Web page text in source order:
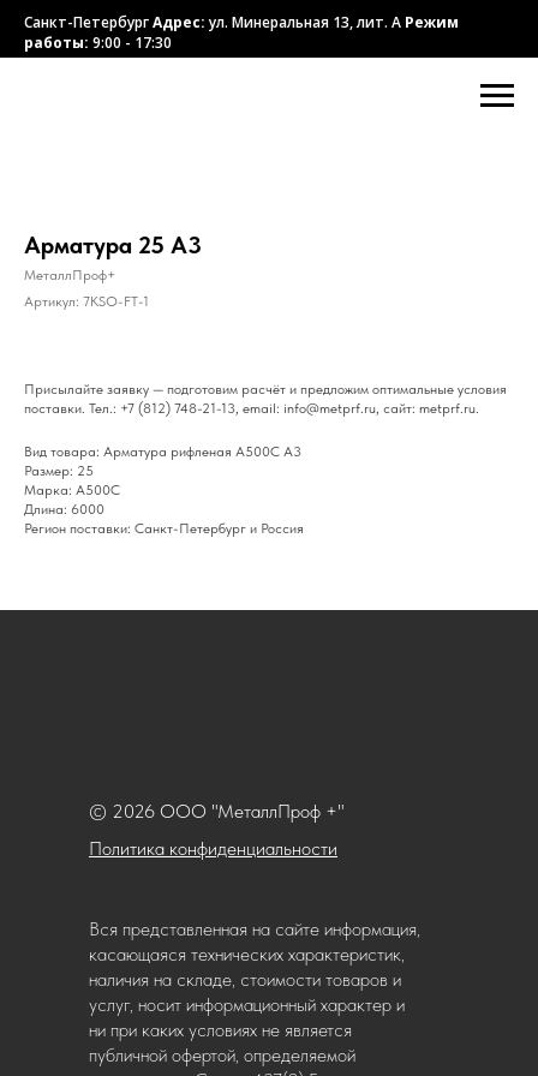
Санкт-ПетербургАдрес:ул. Минеральная 13, лит. А Режим
работы: 9:00 - 17:30
Арматура 25 А3
МеталлПроф+
Артикул: 7KSO-FT-1
Присылайте заявку — подготовим расчёт и предложим оптимальные условия
поставки. Тел.: +7 (812) 748-21-13, email: info@metprf.ru, сайт: metprf.ru.
Вид товара: Арматура рифленая А500С А3
Размер: 25
Марка: А500С
Длина: 6000
Регион поставки: Санкт-Петербург и Россия
Политика конфиденциальности
© 2026 ООО "МеталлПроф +"
Вся представленная на сайте информация,
касающаяся технических характеристик,
наличия на складе, стоимости товаров и
услуг, носит информационный характер и
ни при каких условиях не является
публичной офертой, определяемой